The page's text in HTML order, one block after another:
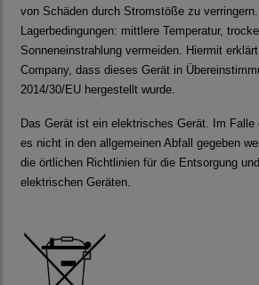
von Schäden durch Stromstöße zu verringern.
Lagerbedingungen: mittlere Temperatur,
Sonneneinstrahlung vermeiden. Hiermit
Company, dass dieses Gerät in
2014/30/EU hergestellt wurde.
Das Gerät ist ein elektrisches Gerät. Im Falle
es nicht in den allgemeinen Abfall gegeben
die örtlichen Richtlinien für die Entsorgung
elektrischen Geräten.